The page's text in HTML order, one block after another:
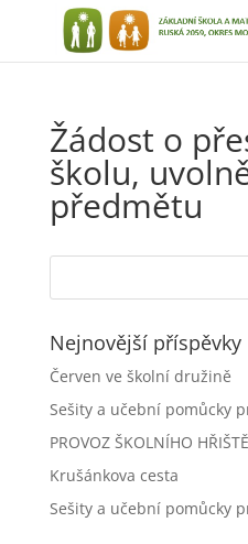
Žádost o
školu,
předmětu
Nejnovější příspěvky
Červen ve školní družině
Sešity a učební pomůcky
PROVOZ ŠKOLNÍHO HŘIŠTĚ
Krušánkova cesta
Sešity a učební pomůcky